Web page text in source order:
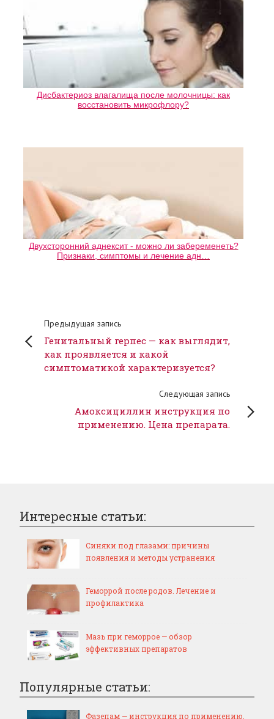
Дисбактериоз влагалища после молочницы: как
восстановить микрофлору?
Двухсторонний аднексит - можно ли забеременеть?
Признаки, симптомы и лечение адн…
Предыдущая запись
Генитальный герпес — как выглядит,
как проявляется и какой
симптоматикой характеризуется?
Следующая запись
Амоксициллин инструкция по
применению. Цена препарата.
Интересные статьи:
Синяки под глазами: причины
появления и методы устранения
Геморрой после родов. Лечение и
профилактика
Мазь при геморрое — обзор
эффективных препаратов
Популярные статьи:
Фазепам — инструкция по применению,